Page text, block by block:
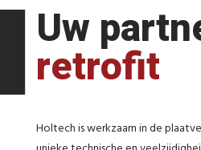
Uw
retrofit
Holtech is werkzaam in de